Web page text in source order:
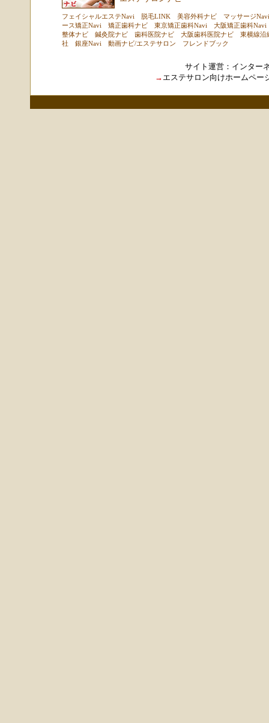
フェイシャルエステNavi 脱毛LINK 美容外科ナビ
マッサージNavi
ース矯正Navi
矯正歯科ナビ 東京矯正歯科Navi
大阪矯正歯科Navi
整体ナビ
鍼灸院ナビ 歯科医院ナビ 大阪歯科医院ナビ
東横線沿
社
銀座Navi 動画ナビ/エステサロン フレンドブック
サイト運営： インター
→ エステサロン向けホームペー